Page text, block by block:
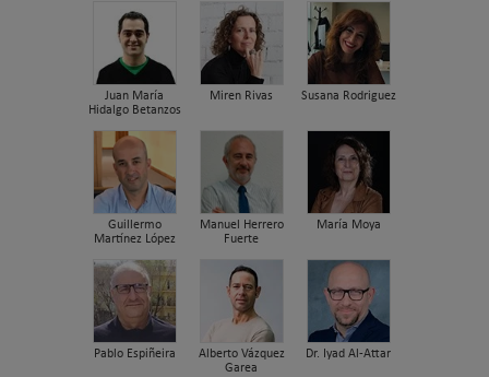
Juan María
Hidalgo Betanzos
Miren Rivas Susana Rodriguez
Guillermo
Martínez López
Manuel Herrero
Fuerte
María Moya
Pablo Espiñeira
Alberto Vázquez
Garea
Dr. Iyad Al-Attar